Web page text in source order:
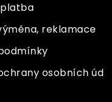
reklamace
osobních úd